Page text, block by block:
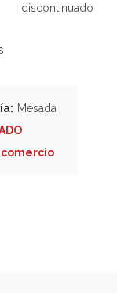
discontinuado
Mesada